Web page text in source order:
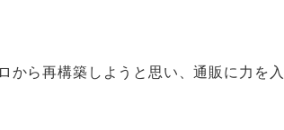
から再構築しようと思い、通販に力を入